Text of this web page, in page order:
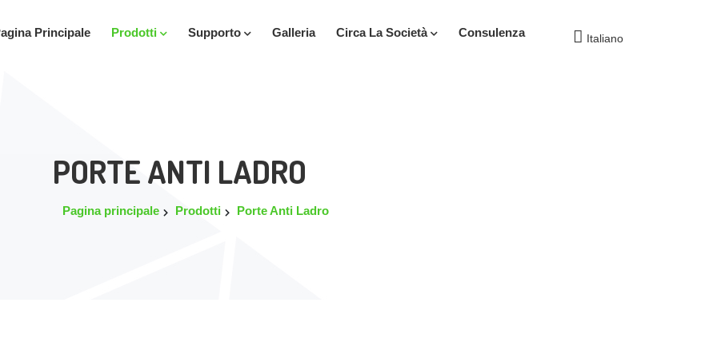
Principale Prodotti Supporto Galleria Circa La Società Consulenza Italiano
PORTE ANTI LADRO
Pagina principale Prodotti Porte Anti Ladro